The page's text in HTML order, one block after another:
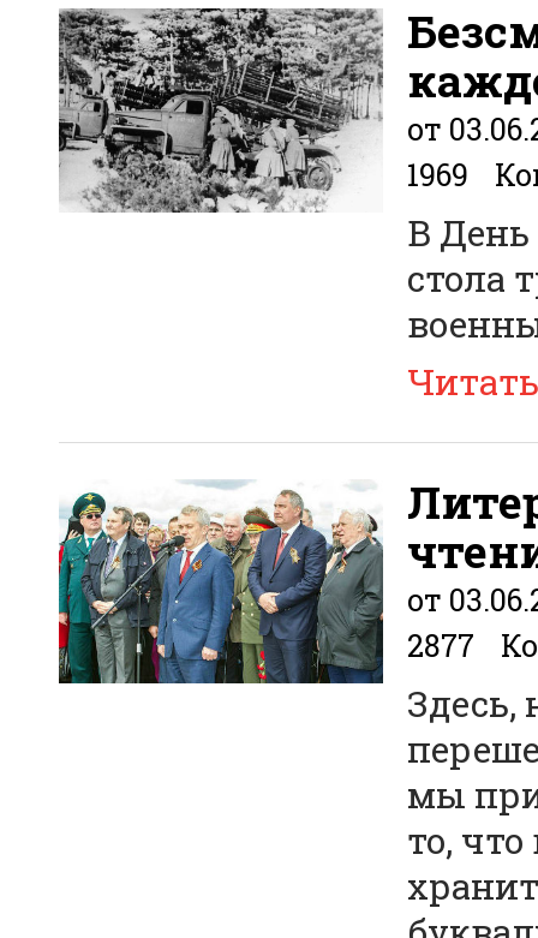
от
1969
В
стола
от
2877
Здесь,
мы
то,